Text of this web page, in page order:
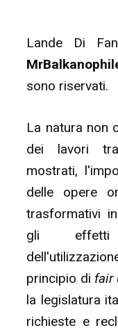
Lande Di
sono riservati.
La natura non
dei lavori
mostrati,
delle opere
trasformativi
gli effetti
principio di fair
la legislatura
richieste e